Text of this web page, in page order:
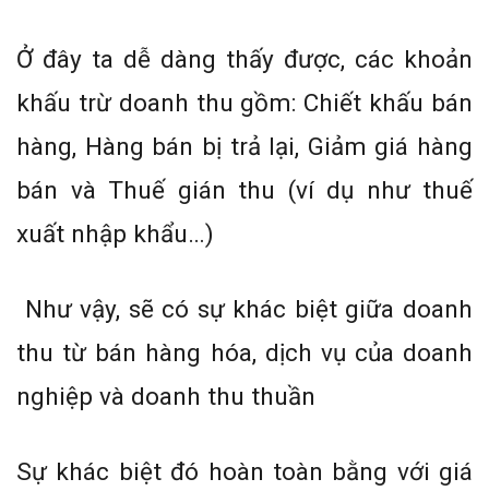
Ở đây ta dễ dàng thấy được, các khoản
khấu trừ doanh thu gồm: Chiết khấu bán
hàng, Hàng bán bị trả lại, Giảm giá hàng
bán và Thuế gián thu (ví dụ như thuế
xuất nhập khẩu…)
Như vậy, sẽ có sự khác biệt giữa doanh
thu từ bán hàng hóa, dịch vụ của doanh
nghiệp và doanh thu thuần
Sự khác biệt đó hoàn toàn bằng với giá